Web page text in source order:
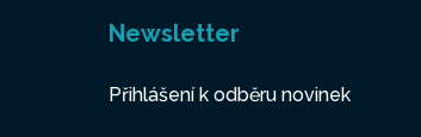
Newsletter
Přihlášení k odběru novinek